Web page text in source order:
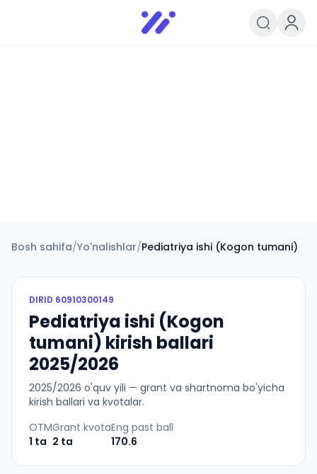
Infoedu
Ta&#039;lim xabarlari va
Bosh sahifa/Yo'nalishlar/Pediatriya ishi (Kogon tumani)
DIRID 60910300149
Pediatriya ishi (Kogon
tumani) kirish ballari
2025/2026
2025/2026 o'quv yili — grant va shartnoma bo'yicha
kirish ballari va kvotalar.
OTM
1 ta
Grant kvota
2 ta
Eng past ball
170.6